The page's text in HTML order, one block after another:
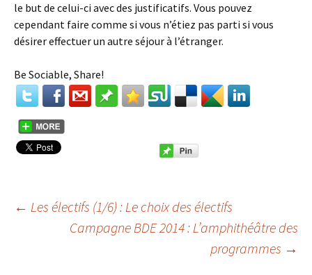
le but de celui-ci avec des justificatifs. Vous pouvez
cependant faire comme si vous n’étiez pas parti si vous
désirer effectuer un autre séjour à l’étranger.
Be Sociable, Share!
Navigation des
← Les électifs (1/6) : Le choix des électifs
Campagne BDE 2014 : L’amphithéâtre des
programmes →